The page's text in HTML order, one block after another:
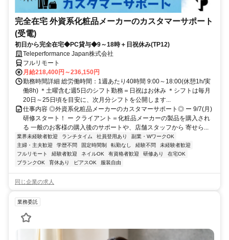
完全在宅 外資系化粧品メーカーのカスタマーサポート
(受電)
初日から完全在宅◆PC貸与◆9～18時＋日祝休み(TP12)
Teleperformance Japan株式会社
フルリモート
月給218,400円～236,150円
勤務時間詳細 総労働時間：1週あたり40時間 9:00～18:00(休憩1h/実
働8h) ＊土曜含む週5日のシフト勤務＝日祝はお休み ＊シフトは毎月
20日～25日頃を目安に、次月分シフトを公開します...
仕事内容 ◎外資系化粧品メーカーのカスタマーサポート◎ ー 9/7(月)
研修スタート！ ー クライアント＝化粧品メーカーの製品を購入され
る 一般のお客様の購入後のサポートや、店舗スタッフから 寄せら...
業界未経験者歓迎 ランチタイム 社員登用あり
副業・WワークOK
主婦・主夫歓迎
学歴不問 固定時間制 転勤なし 経験不問
未経験者歓迎
フルリモート
経験者歓迎 ネイルOK 有資格者歓迎 研修あり
在宅OK
ブランクOK
育休あり ピアスOK 服装自由
同じ企業の求人
業務委託